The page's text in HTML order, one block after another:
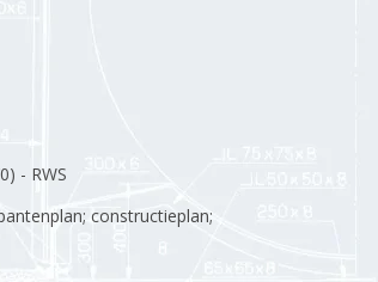
- RWS
constructieplan;